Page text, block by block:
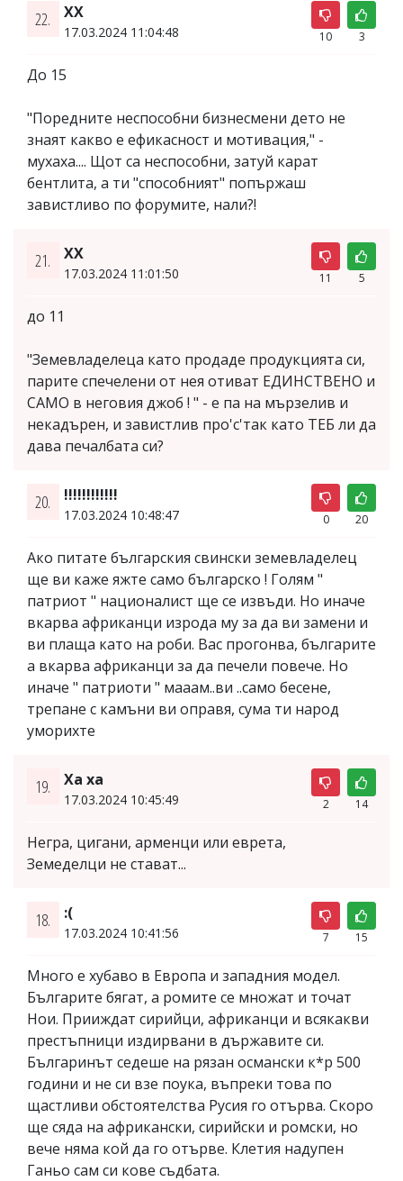
22. ХХ
17.03.2024 11:04:48 10 3
До 15
"Поредните неспособни бизнесмени дето не
знаят какво е ефикасност и мотивация," -
мухаха.... Щот са неспособни, затуй карат
бентлита, а ти "способният" попържаш
завистливо по форумите, нали?!
21. XX
17.03.2024 11:01:50 11 5
до 11
"Земевладелеца като продаде продукцията си,
парите спечелени от нея отиват ЕДИНСТВЕНО и
САМО в неговия джоб ! " - е па на мързелив и
некадърен, и завистлив про'с'так като ТЕБ ли да
дава печалбата си?
20. !!!!!!!!!!!!
17.03.2024 10:48:47 0 20
Ако питате българския свински земевладелец
ще ви каже яжте само българско ! Голям "
патриот " националист ще се извъди. Но иначе
вкарва африканци изрода му за да ви замени и
ви плаща като на роби. Вас прогонва, българите
а вкарва африканци за да печели повече. Но
иначе " патриоти " мааам..ви ..само бесене,
трепане с камъни ви оправя, сума ти народ
уморихте
19. Ха ха
17.03.2024 10:45:49 2 14
Негра, цигани, арменци или еврета,
Земеделци не стават...
18. :(
17.03.2024 10:41:56 7 15
Много е хубаво в Европа и западния модел.
Българите бягат, а ромите се множат и точат
Нои. Прииждат сирийци, африканци и всякакви
престъпници издирвани в държавите си.
Българинът седеше на рязан османски к*р 500
години и не си взе поука, въпреки това по
щастливи обстоятелства Русия го отърва. Скоро
ще сяда на африкански, сирийски и ромски, но
вече няма кой да го отърве. Клетия надупен
Ганьо сам си кове съдбата.